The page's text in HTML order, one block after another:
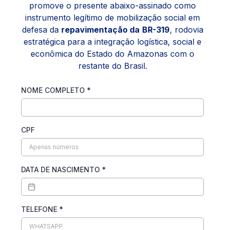
promove o presente abaixo-assinado como
instrumento legítimo de mobilização social em
defesa da repavimentação da BR-319, rodovia
estratégica para a integração logística, social e
econômica do Estado do Amazonas com o
restante do Brasil.
NOME COMPLETO *
CPF
DATA DE NASCIMENTO *
TELEFONE *